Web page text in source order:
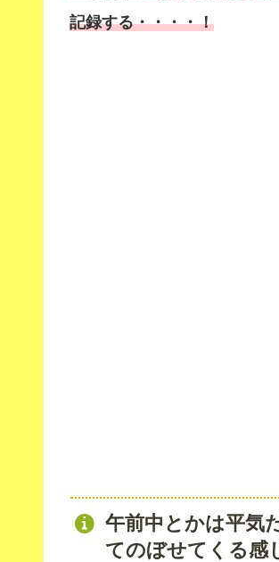
記録する・・・・！
午前中とかは平気
てのぼせてくる感